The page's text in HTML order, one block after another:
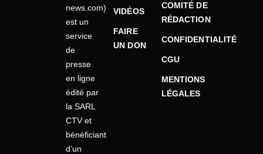
news.com)
est un
service
de
presse
en ligne
édité par
la SARL
CTV et
bénéficiant
d’un
VIDÉOS
FAIRE
UN DON
COMITÉ DE
RÉDACTION
CONFIDENTIALITÉ
CGU
MENTIONS
LÉGALES